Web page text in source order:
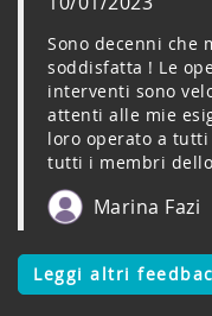
Sono decenni che
soddisfatta ! Le
interventi sono
attenti alle mie
loro operato a tutti
tutti i membri
Marina Fazi
Leggi altri